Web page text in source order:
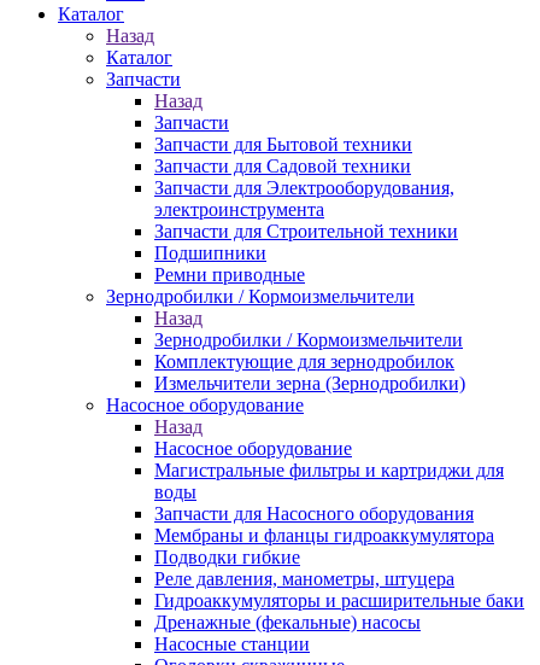
Каталог
Назад
Каталог
Запчасти
Назад
Запчасти
Запчасти для Бытовой техники
Запчасти для Садовой техники
Запчасти для Электрооборудования,
электроинструмента
Запчасти для Строительной техники
Подшипники
Ремни приводные
Зернодробилки / Кормоизмельчители
Назад
Зернодробилки / Кормоизмельчители
Комплектующие для зернодробилок
Измельчители зерна (Зернодробилки)
Насосное оборудование
Назад
Насосное оборудование
Магистральные фильтры и картриджи для
воды
Запчасти для Насосного оборудования
Мембраны и фланцы гидроаккумулятора
Подводки гибкие
Реле давления, манометры, штуцера
Гидроаккумуляторы и расширительные баки
Дренажные (фекальные) насосы
Насосные станции